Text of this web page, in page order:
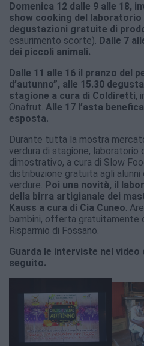
Domenica 12 dalle 9 alle 18,
show cooking del laboratorio
degustazioni gratuite di
esaurimento scorte). Dalle 7
dei piccoli animali.
Dalle 11 alle 16 il pranzo del
d’autunno”, alle 15.30
stagione a cura di Coldiretti,
Onafrut. Alle 17 l’asta
esposta.
Durante tutta la mostra
verdura di stagione,
dimostrativo, a cura di Slow
distribuzione gratuita agli
verdure. Poi una novità, il
della birra artigianale dei
Kauss a cura di Cia Cuneo.
bambini, offerta gratuitamente
Risparmio di Fossano.
Guarda le interviste nel video
seguito.